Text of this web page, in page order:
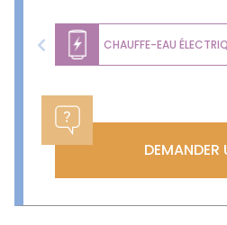
CHAUFFE-EAU
Previous
DEMANDER